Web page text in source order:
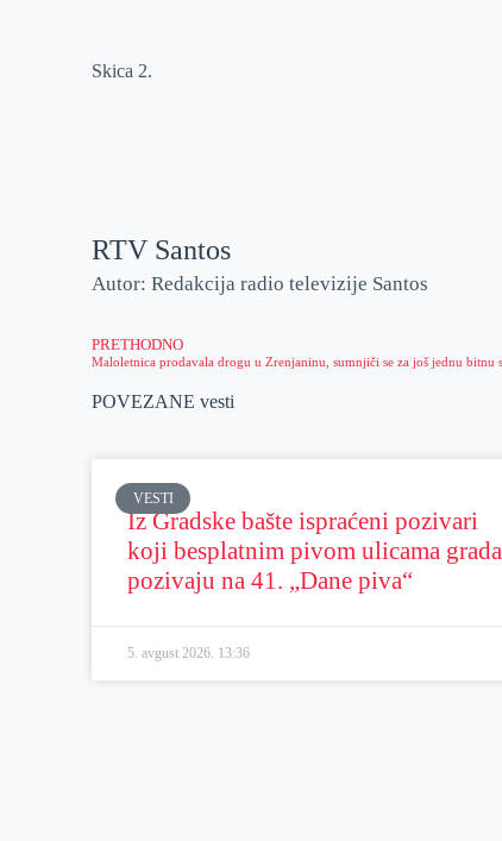
Skica 2.
RTV Santos
Autor: Redakcija radio televizije Santos
PRETHODNO
POVEZANE vesti
VESTI
Iz Gradske bašte ispraćeni pozivari
koji besplatnim pivom ulicama grada
pozivaju na 41. „Dane piva“
5. avgust 2026. 13:36